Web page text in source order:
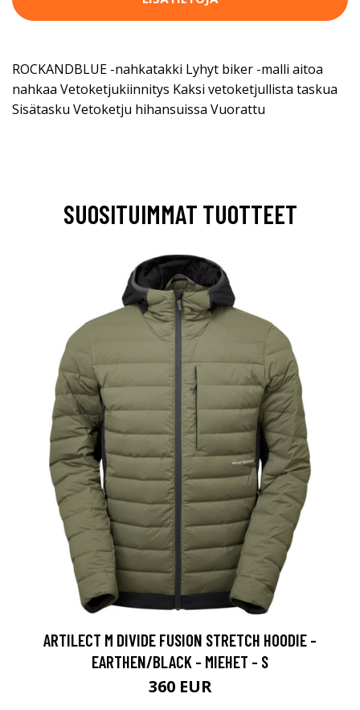
ROCKANDBLUE -nahkatakki Lyhyt biker -malli aitoa
nahkaa Vetoketjukiinnitys Kaksi vetoketjullista taskua
Sisätasku Vetoketju hihansuissa Vuorattu
SUOSITUIMMAT TUOTTEET
ARTILECT M DIVIDE FUSION STRETCH HOODIE -
EARTHEN/BLACK - MIEHET - S
360 EUR